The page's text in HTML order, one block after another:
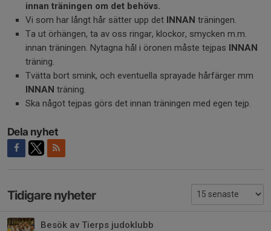
innan träningen om det behövs.
Vi som har långt hår sätter upp det INNAN träningen.
Ta ut örhängen, ta av oss ringar, klockor, smycken m.m.
innan träningen. Nytagna hål i öronen måste tejpas INNAN
träning.
Tvätta bort smink, och eventuella sprayade hårfärger mm
INNAN träning.
Ska något tejpas görs det innan träningen med egen tejp.
Dela nyhet
Tidigare nyheter
Besök av Tierps judoklubb